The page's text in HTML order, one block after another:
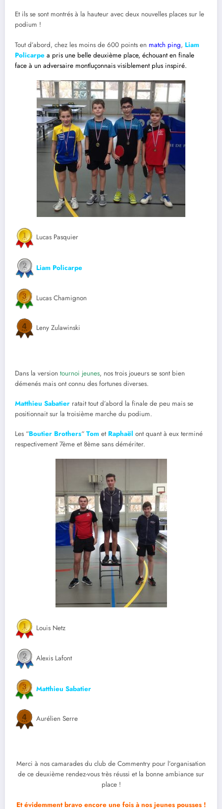
Et ils se sont montrés à la hauteur avec deux nouvelles places sur le
podium !
Tout d’abord, chez les moins de 600 points en match ping, Liam
Policarpe a pris une belle deuxième place, échouant en finale
face à un adversaire montluçonnais visiblement plus inspiré.
Lucas Pasquier
Liam Policarpe
Lucas Chamignon
Leny Zulawinski
Dans la version tournoi jeunes, nos trois joueurs se sont bien
démenés mais ont connu des fortunes diverses.
Matthieu Sabatier ratait tout d’abord la finale de peu mais se
positionnait sur la troisième marche du podium.
Les “Boutier Brothers“ Tom et Raphaël ont quant à eux terminé
respectivement 7ème et 8ème sans démériter.
Louis Netz
Alexis Lafont
Matthieu Sabatier
Aurélien Serre
Merci à nos camarades du club de Commentry pour l’organisation
de ce deuxième rendez-vous très réussi et la bonne ambiance sur
place !
Et évidemment bravo encore une fois à nos jeunes pousses !